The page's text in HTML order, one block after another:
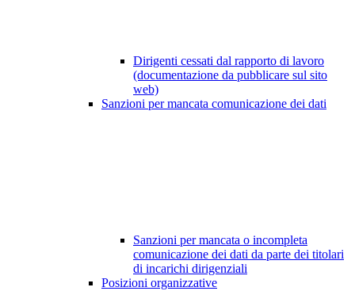
Dirigenti cessati dal rapporto di lavoro
(documentazione da pubblicare sul sito
web)
Sanzioni per mancata comunicazione dei dati
Sanzioni per mancata o incompleta
comunicazione dei dati da parte dei titolari
di incarichi dirigenziali
Posizioni organizzative